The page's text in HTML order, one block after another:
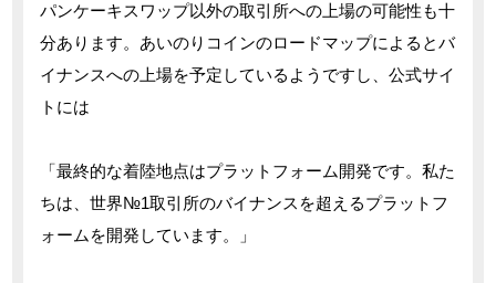
パンケーキスワップ以外の取引所への上場の可能性も十
分あります。あいのりコインのロードマップによるとバ
イナンスへの上場を予定しているようですし、公式サイ
トには
「最終的な着陸地点はプラットフォーム開発です。私た
ちは、世界№1取引所のバイナンスを超えるプラットフ
ォームを開発しています。」